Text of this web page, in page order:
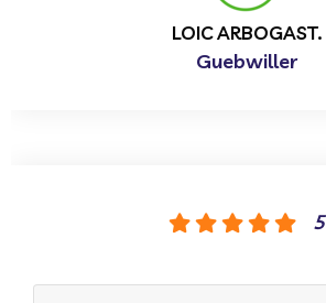
LOIC ARBOGAST.
Guebwiller
5